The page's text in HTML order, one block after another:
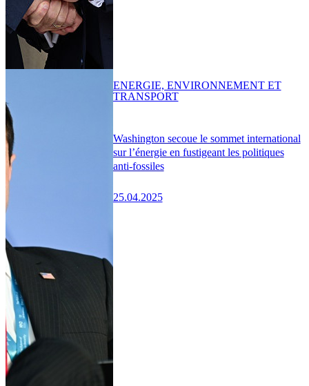
Washington secoue le sommet international
sur l’énergie en fustigeant les politiques
anti-fossiles
25.04.2025
ENERGIE, ENVIRONNEMENT ET
TRANSPORT